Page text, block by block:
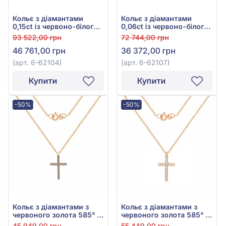
Кольє з діамантами
0,15ct із червоно-білого
золота 585°, арт. 6-62104
93 522,00 грн
46 761,00 грн
(арт. 6-62104)
Купити
Кольє з діамантами
0,06ct із червоно-білого
золота 585°, арт. 6-62107
72 744,00 грн
36 372,00 грн
(арт. 6-62107)
Купити
-50%
Кольє з діамантами з
червоного золота 585° з
діамантом 0,09ct, арт. 1-
-50%
Кольє з діамантами з
червоного золота 585° з
діамантом 0,09ct, арт. 1-